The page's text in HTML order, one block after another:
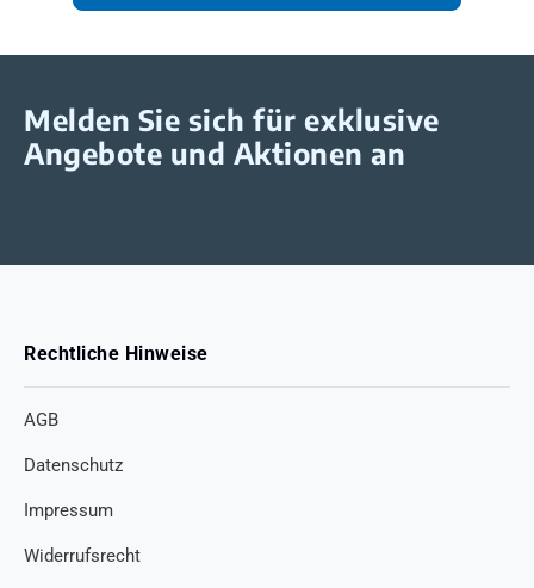
Melden Sie sich für exklusive
Angebote und Aktionen an
Rechtliche Hinweise
AGB
Datenschutz
Impressum
Widerrufsrecht